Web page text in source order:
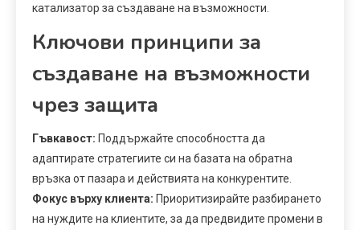
катализатор за създаване на възможности.
Ключови принципи за
създаване на възможности
чрез защита
Гъвкавост: Поддържайте способността да
адаптирате стратегиите си на базата на обратна
връзка от пазара и действията на конкурентите.
Фокус върху клиента: Приоритизирайте разбирането
на нуждите на клиентите, за да предвидите промени в